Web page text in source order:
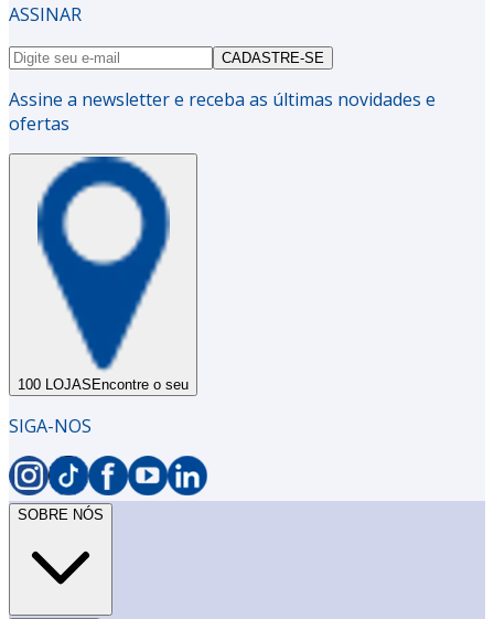
ASSINAR
CADASTRE-SE
Assine a newsletter e receba as últimas novidades e
ofertas
100 LOJAS Encontre o seu
SIGA-NOS
SOBRE NÓS